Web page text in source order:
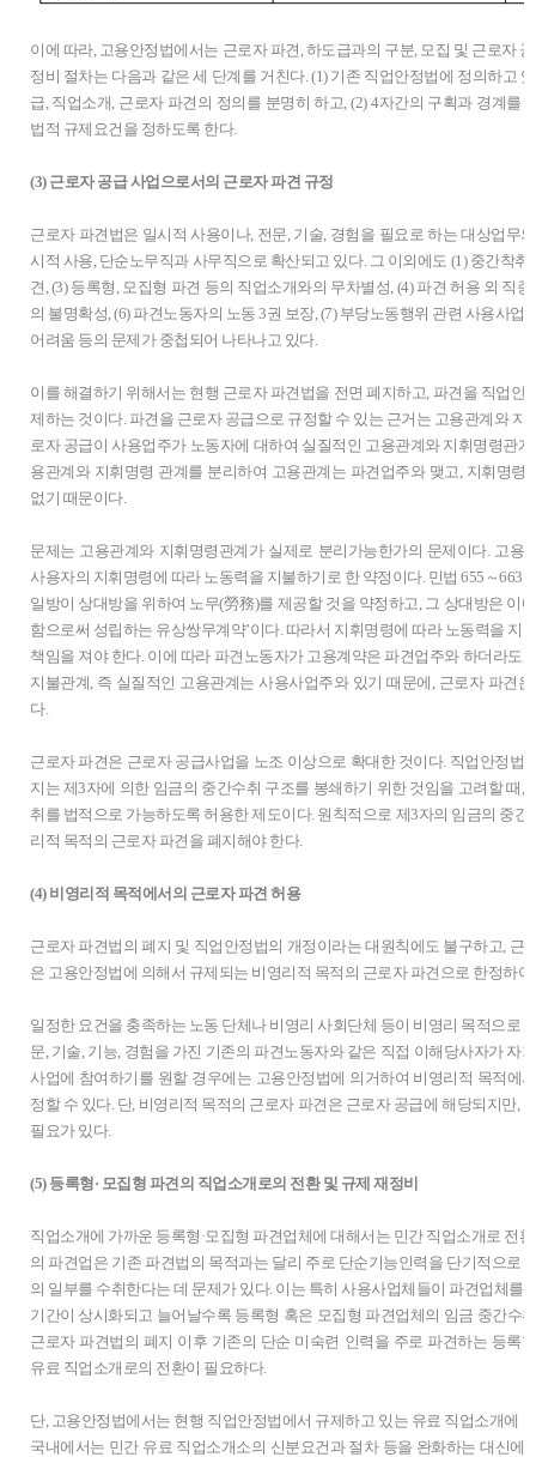
이에 따라, 고용안정법에서는 근로자 파견, 하도급과의 구분, 모집 및 근로자
정비 절차는 다음과 같은 세 단계를 거친다. (1) 기존 직업안정법에 정의하고
급, 직업소개, 근로자 파견의 정의를 분명히 하고, (2) 4자간의 구획과 경계를
법적 규제요건을 정하도록 한다.
(3) 근로자 공급 사업으로서의 근로자 파견 규정
근로자 파견법은 일시적 사용이나, 전문, 기술, 경험을 필요로 하는 대상업무
시적 사용, 단순노무직과 사무직으로 확산되고 있다. 그 이외에도 (1) 중간착취
견, (3) 등록형, 모집형 파견 등의 직업소개와의 무차별성, (4) 파견 허용 외 직
의 불명확성, (6) 파견노동자의 노동 3권 보장, (7) 부당노동행위 관련 사용사업
어려움 등의 문제가 중첩되어 나타나고 있다.
이를 해결하기 위해서는 현행 근로자 파견법을 전면 폐지하고, 파견을 직업안
제하는 것이다. 파견을 근로자 공급으로 규정할 수 있는 근거는 고용관계와 지
로자 공급이 사용업주가 노동자에 대하여 실질적인 고용관계와 지휘명령관
용관계와 지휘명령 관계를 분리하여 고용관계는 파견업주와 맺고, 지휘명령
없기 때문이다.
문제는 고용관계와 지휘명령관계가 실제로 분리가능한가의 문제이다. 고용
사용자의 지휘명령에 따라 노동력을 지불하기로 한 약정이다. 민법 655～663
일방이 상대방을 위하여 노무(勞務)를 제공할 것을 약정하고, 그 상대방은 이
함으로써 성립하는 유상쌍무계약’이다. 따라서 지휘명령에 따라 노동력을 지
책임을 져야 한다. 이에 따라 파견노동자가 고용계약은 파견업주와 하더라도,
지불관계, 즉 실질적인 고용관계는 사용사업주와 있기 때문에, 근로자 파견
다.
근로자 파견은 근로자 공급사업을 노조 이상으로 확대한 것이다. 직업안정법
지는 제3자에 의한 임금의 중간수취 구조를 봉쇄하기 위한 것임을 고려할 때,
취를 법적으로 가능하도록 허용한 제도이다. 원칙적으로 제3자의 임금의 중
리적 목적의 근로자 파견을 폐지해야 한다.
(4) 비영리적 목적에서의 근로자 파견 허용
근로자 파견법의 폐지 및 직업안정법의 개정이라는 대원칙에도 불구하고, 근
은 고용안정법에 의해서 규제되는 비영리적 목적의 근로자 파견으로 한정하
일정한 요건을 충족하는 노동 단체나 비영리 사회단체 등이 비영리 목적으로
문, 기술, 기능, 경험을 가진 기존의 파견노동자와 같은 직접 이해당사자가 자
사업에 참여하기를 원할 경우에는 고용안정법에 의거하여 비영리적 목적에
정할 수 있다. 단, 비영리적 목적의 근로자 파견은 근로자 공급에 해당되지만,
필요가 있다.
(5) 등록형· 모집형 파견의 직업소개로의 전환 및 규제 재정비
직업소개에 가까운 등록형·모집형 파견업체에 대해서는 민간 직업소개로 전
의 파견업은 기존 파견법의 목적과는 달리 주로 단순기능인력을 단기적으로
의 일부를 수취한다는 데 문제가 있다. 이는 특히 사용사업체들이 파견업체를
기간이 상시화되고 늘어날수록 등록형 혹은 모집형 파견업체의 임금 중간수
근로자 파견법의 폐지 이후 기존의 단순 미숙련 인력을 주로 파견하는 등록
유료 직업소개로의 전환이 필요하다.
단, 고용안정법에서는 현행 직업안정법에서 규제하고 있는 유료 직업소개에
국내에서는 민간 유료 직업소개소의 신분요건과 절차 등을 완화하는 대신에,